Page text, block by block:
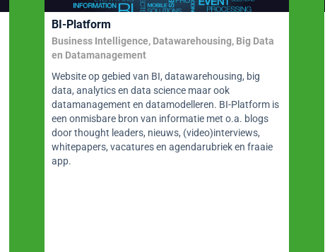
BI-Platform
Business Intelligence, Datawarehousing, Big Data
en Datamanagement
Website op gebied van BI, datawarehousing, big
data, analytics en data science maar ook
datamanagement en datamodelleren. BI-Platform is
een onmisbare bron van informatie met o.a. blogs
door thought leaders, nieuws, (video)interviews,
whitepapers, vacatures en agendarubriek en fraaie
app.